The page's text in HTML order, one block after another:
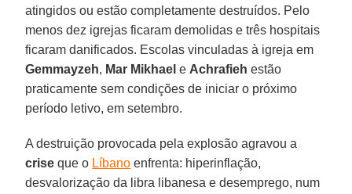
atingidos ou estão completamente destruídos. Pelo
menos dez igrejas ficaram demolidas e três hospitais
ficaram danificados. Escolas vinculadas à igreja em
Gemmayzeh, Mar Mikhael e Achrafieh estão
praticamente sem condições de iniciar o próximo
período letivo, em setembro.
A destruição provocada pela explosão agravou a
crise que o Líbano enfrenta: hiperinflação,
desvalorização da libra libanesa e desemprego, num